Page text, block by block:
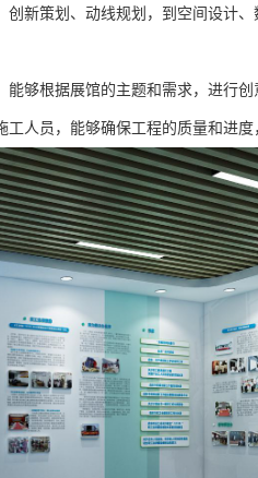
新策划、动线规划，到空间设计
够根据展馆的主题和需求，进行创
人员，能够确保工程的质量和进度